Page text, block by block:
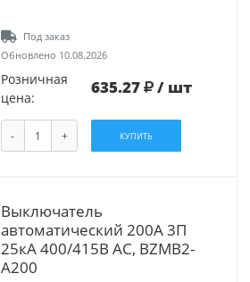
Под заказ
Обновлено 10.08.2026
Розничная
цена:
635.27 / шт
- + КУПИТЬ
Выключатель
автоматический 200А 3П
25кА 400/415В АС, BZMB2-
A200